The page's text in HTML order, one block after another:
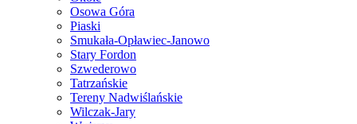
Osowa Góra
Piaski
Smukała-Opławiec-Janowo
Stary Fordon
Szwederowo
Tatrzańskie
Tereny Nadwiślańskie
Wilczak-Jary